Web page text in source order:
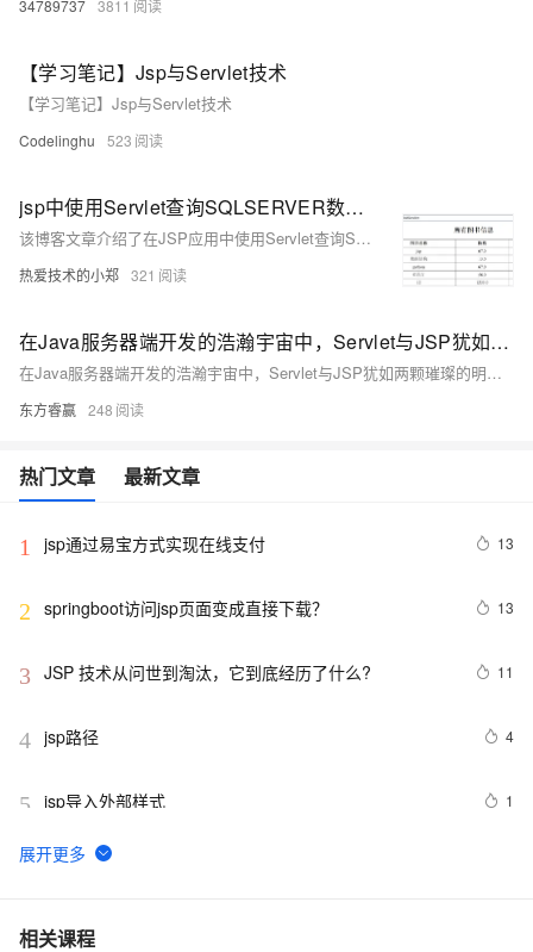
34789737 3811
【学习笔记】Jsp与Servlet技术
【学习笔记】Jsp与Servlet技术
Codelinghu 523
jsp中使用Servlet查询SQLSERVER数据库中的表的信息，并且打印在屏幕上
该博客文章介绍了在JSP应用中使用Servlet查询SQL Server数据库的表信息，并通过JavaBean封装图书信息，将查询结果展示在Web页面上的方法。
热爱技术的小郑 321
在Java服务器端开发的浩瀚宇宙中，Servlet与JSP犹如两颗璀璨的明星，它们联袂登场，共同编织出动态网站的绚丽篇章。
在Java服务器端开发的浩瀚宇宙中，Servlet与JSP犹如两颗璀璨的明星，它们联袂登场，共同编织出动态网站的绚丽篇章。
东方睿赢 248
热门文章 最新文章
1 jsp通过易宝方式实现在线支付 13
2 springboot访问jsp页面变成直接下载？ 13
3 JSP 技术从问世到淘汰，它到底经历了什么? 11
4 jsp路径 4
5 jsp导入外部样式 1
6 用 xml格式 输出 jsp
7 JSP中的MVC
相关课程